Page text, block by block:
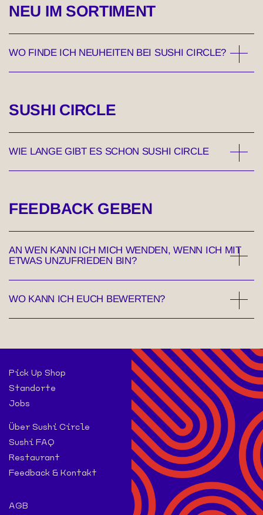
NEU IM SORTIMENT
WO FINDE ICH NEUHEITEN BEI SUSHI CIRCLE?
SUSHI CIRCLE
WIE LANGE GIBT ES SCHON SUSHI CIRCLE
FEEDBACK GEBEN
AN WEN KANN ICH MICH WENDEN, WENN ICH MIT
ETWAS UNZUFRIEDEN BIN?
WO KANN ICH EUCH BEWERTEN?
Pick Up Shop
Standorte
Jobs
Über Sushi Circle
Sushi FAQ
Restaurant
Feedback & Kontakt
AGB